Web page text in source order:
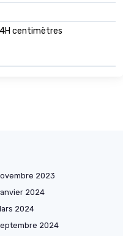
centimètres
2023
2024
2024
2024